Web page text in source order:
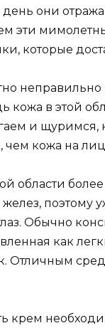
они
эти
которые
неправильно
кожа в этой
и щуримся,
чем кожа на
области
желез,
Обычно
как
Отличным
крем